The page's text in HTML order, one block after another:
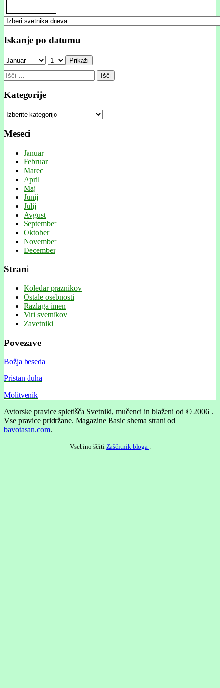
Iskanje po datumu
Prikaži
Išči:
Kategorije
Kategorije
Meseci
Januar
Februar
Marec
April
Maj
Junij
Julij
Avgust
September
Oktober
November
December
Strani
Koledar praznikov
Ostale osebnosti
Razlaga imen
Viri svetnikov
Zavetniki
Povezave
Božja beseda
Pristan duha
Molitvenik
Avtorske pravice spletišča Svetniki, mučenci in blaženi od © 2006 .
Vse pravice pridržane. Magazine Basic shema strani od
bavotasan.com.
Vsebino ščiti Zaščitnik bloga .